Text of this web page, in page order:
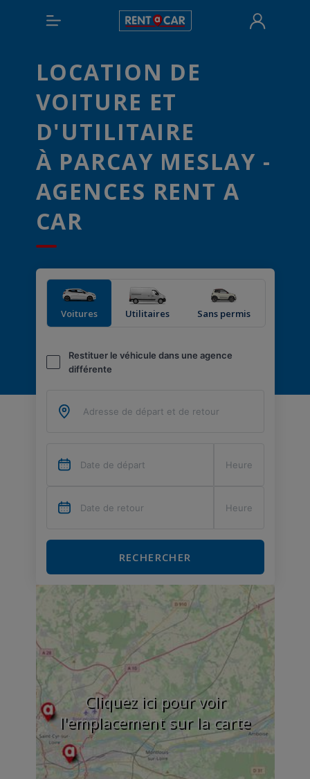
LOCATION DE
VOITURE ET
D'UTILITAIRE
À PARCAY MESLAY -
AGENCES RENT A
CAR
Voitures Utilitaires Sans permis
Restituer le véhicule dans une agence
différente
RECHERCHER
Cliquez ici pour voir
l'emplacement sur la carte